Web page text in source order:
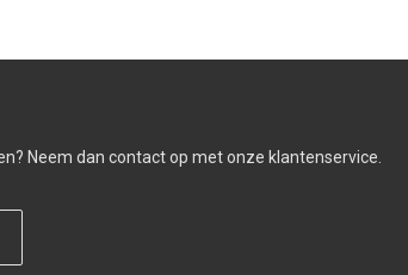
Neem dan contact op met onze klantenservice.